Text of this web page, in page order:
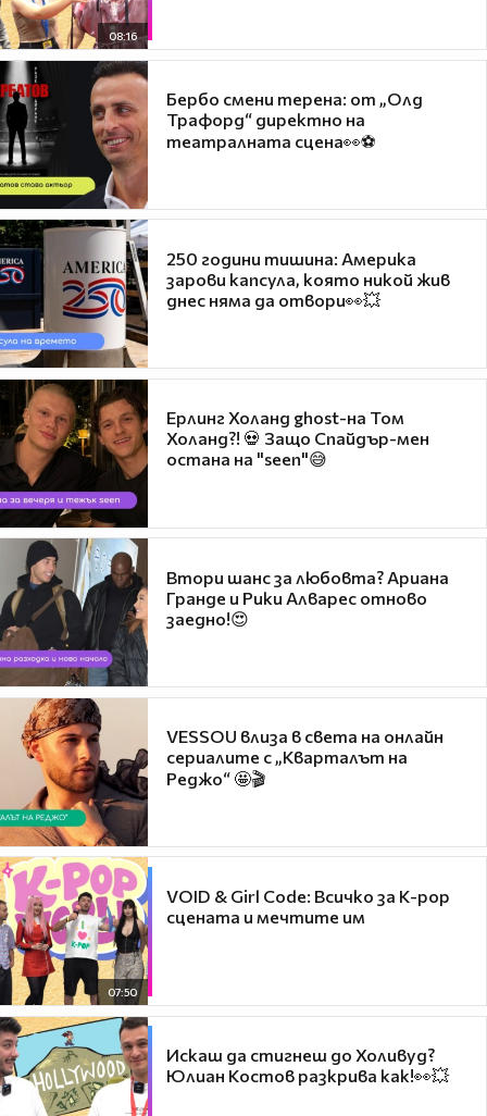
08:16
Бербо смени терена: от „Олд
Трафорд“ директно на
театралната сцена👀⚽
250 години тишина: Америка
зарови капсула, която никой жив
днес няма да отвори👀💥
Ерлинг Холанд ghost-на Том
Холанд?! 💀 Защо Спайдър-мен
остана на "seen"😅
Втори шанс за любовта? Ариана
Гранде и Рики Алварес отново
заедно!😍
VESSOU влиза в света на онлайн
сериалите с „Кварталът на
Реджо“ 🤩🎬
07:50
VOID & Girl Code: Всичко за K-pop
сцената и мечтите им
Искаш да стигнеш до Холивуд?
Юлиан Костов разкрива как!👀💥